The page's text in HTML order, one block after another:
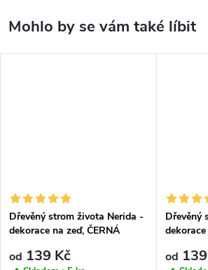
Dřevěný strom života Nerida -
dekorace na zeď, ČERNÁ
od 139 Kč
Dřevěný
dekorace
od